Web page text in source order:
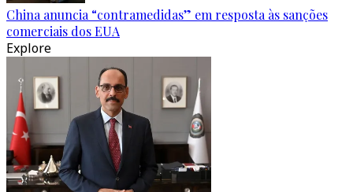
China anuncia “contramedidas” em resposta às sanções
comerciais dos EUA
Explore